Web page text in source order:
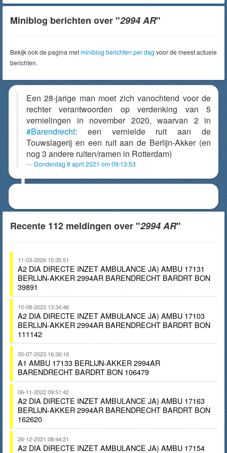
Miniblog berichten over "2994 AR"
Bekijk ook de pagina metminiblog berichten per dag voor de meest actuele
berichten.
Een 28-jarige man moet zich vanochtend voor de
rechter verantwoorden op verdenking van 5
vernielingen in november 2020, waarvan 2 in
#Barendrecht: een vernielde ruit aan de
Touwslagerij en een ruit aan de Berlijn-Akker (en
nog 3 andere ruiten/ramen in Rotterdam)
Donderdag 8 april 2021 om 09:13:53
Recente 112 meldingen over "2994 AR"
11-03-2026 15:35:51
A2 DIA DIRECTE INZET AMBULANCE JA) AMBU 17131
BERLIJN-AKKER 2994AR BARENDRECHT BARDRT BON
39891
10-08-2023 13:34:46
A2 DIA DIRECTE INZET AMBULANCE JA) AMBU 17103
BERLIJN-AKKER 2994AR BARENDRECHT BARDRT BON
111142
30-07-2023 16:36:16
A1 AMBU 17133 BERLIJN-AKKER 2994AR
BARENDRECHT BARDRT BON 106479
06-11-2022 09:51:42
A2 DIA DIRECTE INZET AMBULANCE JA) AMBU 17163
BERLIJN-AKKER 2994AR BARENDRECHT BARDRT BON
162620
26-12-2021 08:44:21
A2 DIA DIRECTE INZET AMBULANCE JA) AMBU 17154